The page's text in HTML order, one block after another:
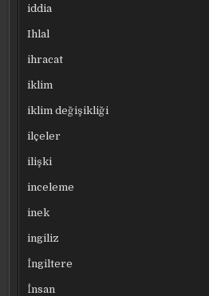
iddia
Ihlal
ihracat
iklim
iklim değişikliği
ilçeler
ilişki
inceleme
inek
ingiliz
İngiltere
İnsan